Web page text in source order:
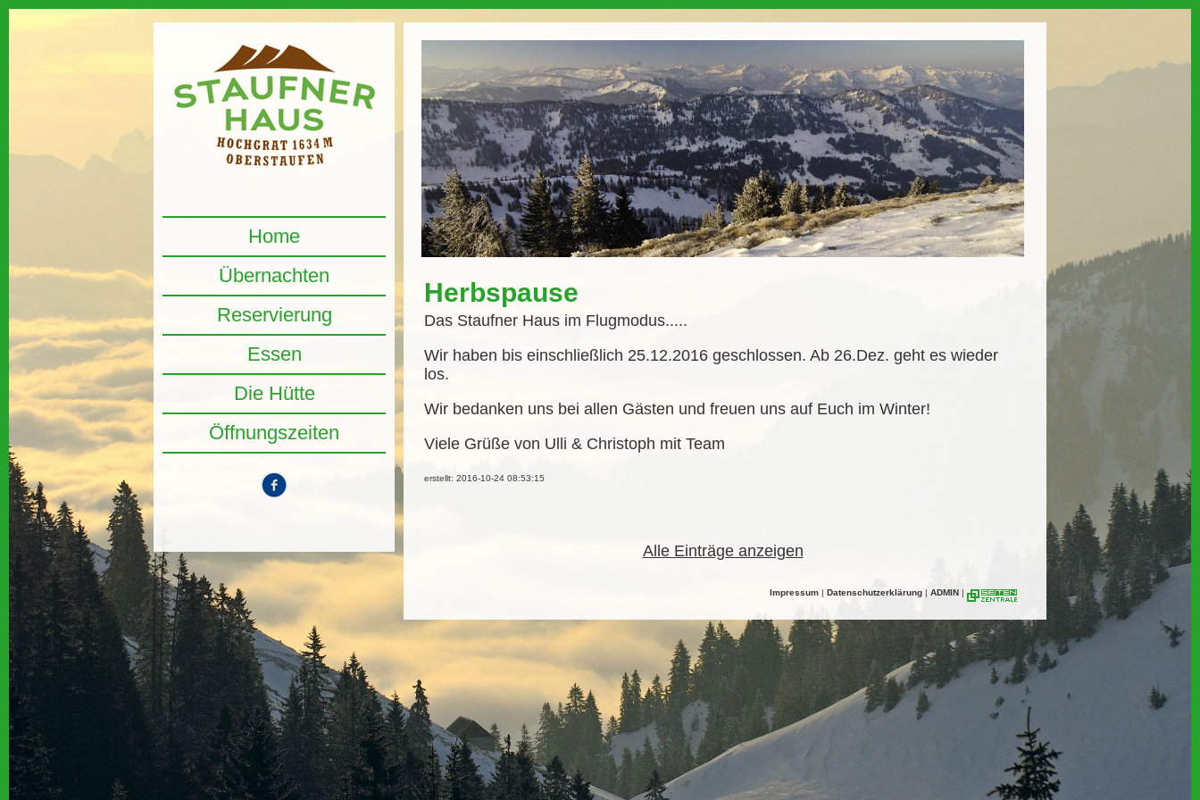
Home
Übernachten
Reservierung
Essen
Die Hütte
Öffnungszeiten
Herbspause
Das Staufner Haus im Flugmodus.....
Wir haben bis einschließlich 25.12.2016 geschlossen. Ab 26.Dez. geht es wieder
los.
Wir bedanken uns bei allen Gästen und freuen uns auf Euch im Winter!
Viele Grüße von Ulli & Christoph mit Team
erstellt: 2016-10-24 08:53:15
Alle Einträge anzeigen
Impressum | Datenschutzerklärung | ADMIN |